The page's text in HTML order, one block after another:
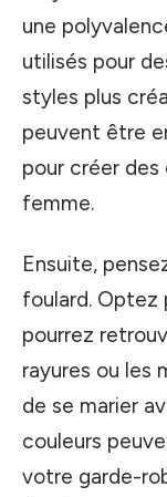
une
utilisés pour
styles plus
peuvent être
pour créer
femme.
Ensuite,
foulard. Optez
pourrez
rayures ou les
de se marier
couleurs
votre garde-